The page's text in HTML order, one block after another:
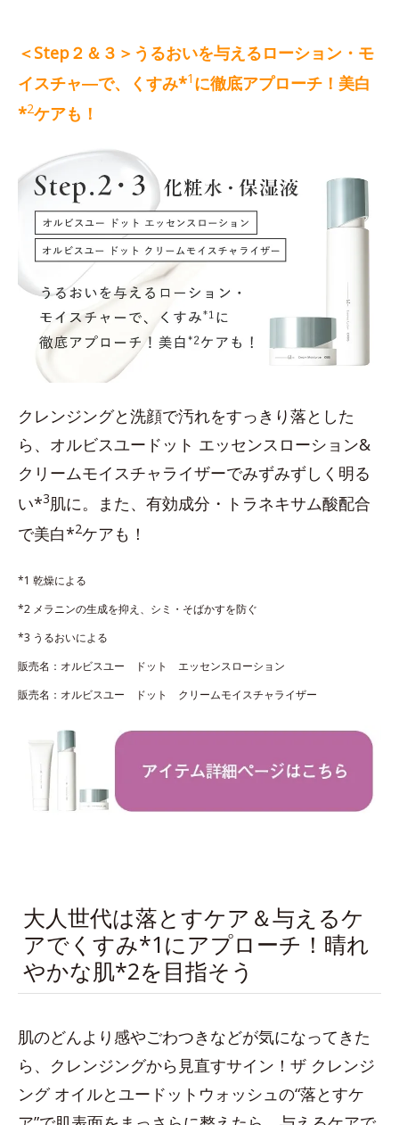
＜Step２＆３＞うるおいを与えるローション・モ
イスチャ―で、くすみ*1 に徹底アプローチ！美白
*2ケアも！
クレンジングと洗顔で汚れをすっきり落とした
ら、オルビスユードット エッセンスローション&
クリームモイスチャライザーでみずみずしく明る
い*3肌に。また、有効成分・トラネキサム酸配合
で美白*2ケアも！
*1 乾燥による
*2 メラニンの生成を抑え、シミ・そばかすを防ぐ
*3 うるおいによる
販売名：オルビスユー ドット エッセンスローション
販売名：オルビスユー ドット クリームモイスチャライザー
大人世代は落とすケア＆与えるケ
アでくすみ*1にアプローチ！晴れ
やかな肌*2を目指そう
肌のどんより感やごわつきなどが気になってきた
ら、クレンジングから見直すサイン！ザ クレンジ
ング オイルとユードットウォッシュの“落とすケ